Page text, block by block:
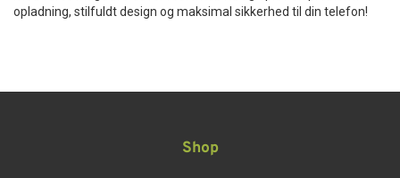
opladning, stilfuldt design og maksimal sikkerhed til din telefon!
Shop